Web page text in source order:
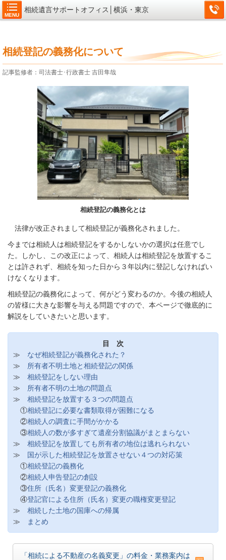
MENU
相続遺言サポートオフィス│横浜・東京
相続登記の義務化について
記事監修者：司法書士･行政書士 吉田隼哉
相続登記の義務化とは
法律が改正されまして相続登記が義務化されました。
今までは相続人は相続登記をするかしないかの選択は任意でし
た。しかし、この改正によって、相続人は相続登記を放置するこ
とは許されず、相続を知った日から３年以内に登記しなければい
けなくなります。
相続登記の義務化によって、何がどう変わるのか。今後の相続人
の皆様に大きな影響を与える問題ですので、本ページで徹底的に
解説をしていきたいと思います。
目 次
≫ なぜ相続登記が義務化された？
≫ 所有者不明土地と相続登記の関係
≫ 相続登記をしない理由
≫ 所有者不明の土地の問題点
≫ 相続登記を放置する３つの問題点
①相続登記に必要な書類取得が困難になる
②相続人の調査に手間がかかる
③相続人の数が多すぎて遺産分割協議がまとまらない
≫ 相続登記を放置しても所有者の地位は逃れられない
≫
国が示した相続登記を放置させない４つの対応策
①相続登記の義務化
②相続人申告登記の創設
③住所（氏名）変更登記の義務化
④登記官による住所（氏名）変更の職権変更登記
≫ 相続した土地の国庫への帰属
≫
まとめ
「相続による不動産の名義変更」の料金・業務案内は